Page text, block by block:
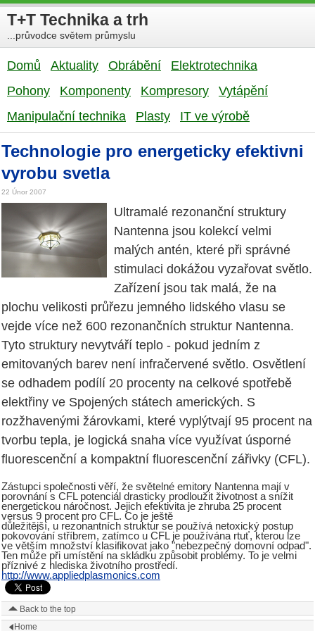
T+T Technika a trh
...průvodce světem průmyslu
Domů Aktuality Obrábění
Elektrotechnika
Pohony
Komponenty Kompresory
Vytápění
Manipulační technika
Plasty IT ve výrobě
Technologie pro energeticky efektivni
vyrobu svetla
22 Únor 2007
Ultramalé rezonanční struktury
Nantenna jsou kolekcí velmi
malých antén, které při správné
stimulaci dokážou vyzařovat světlo.
Zařízení jsou tak malá, že na
plochu velikosti průřezu jemného lidského vlasu se
vejde více než 600 rezonančních struktur Nantenna.
Tyto struktury nevytváří teplo - pokud jedním z
emitovaných barev není infračervené světlo. Osvětlení
se odhadem podílí 20 procenty na celkové spotřebě
elektřiny ve Spojených státech amerických. S
rozžhavenými žárovkami, které vyplýtvají 95 procent na
tvorbu tepla, je logická snaha více využívat úsporné
fluorescenční a kompaktní fluorescenční zářivky (CFL).
Zástupci společnosti věří, že světelné emitory Nantenna mají v
porovnání s CFL potenciál drasticky prodloužit životnost a snížit
energetickou náročnost. Jejich efektivita je zhruba 25 procent
versus 9 procent pro CFL. Co je ještě
důležitější, u rezonantních struktur se používá netoxický postup
pokovování stříbrem, zatímco u CFL je používána rtuť, kterou lze
ve větším množství klasifikovat jako "nebezpečný domovní odpad".
Ten může při umístění na skládku způsobit problémy. To je velmi
příznivé z hlediska životního prostředí.
http://www.appliedplasmonics.com
Back to the top
Home